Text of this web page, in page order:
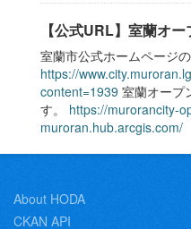
【公式URL】室蘭オ
室蘭市公式ホームページ
https://
content=1939 室蘭オープ
す。 https://murorancity-
muroran.hub.arcgis.com/
About HODA
CKAN API